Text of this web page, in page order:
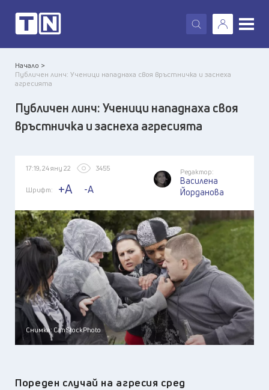
X
Начало >
Публичен линч: Ученици нападнаха своя връстничка и заснеха
агресията
Публичен линч: Ученици нападнаха своя
връстничка и заснеха агресията
17:19, 24 яну 22 3455
Шрифт: +A -A
Редактор:
Василена
Йорданова
Снимка: CanStockPhoto
Пореден случай на агресия сред